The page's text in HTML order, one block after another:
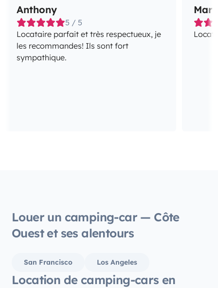
Anthony
5 / 5
Locataire parfait et très respectueux, je
les recommandes! Ils sont fort
sympathique.
Mark
Louer un camping-car — Côte
Ouest et ses alentours
San Francisco Los Angeles
Location de camping-cars en